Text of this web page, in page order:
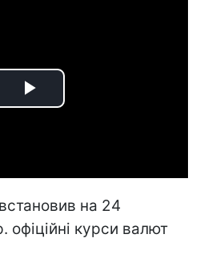
Play
на 24
курси валют